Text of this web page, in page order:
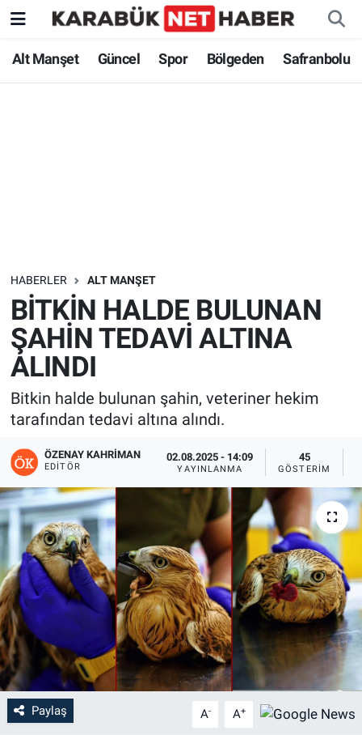
Alt Manşet Güncel Spor Bölgeden Safranbolu
HABERLER ALT MANŞET
BİTKİN HALDE BULUNAN
ŞAHİN TEDAVİ ALTINA
ALINDI
Bitkin halde bulunan şahin, veteriner hekim
tarafından tedavi altına alındı.
ÖZENAY KAHRIMAN
EDITÖR
02.08.2025 - 14:09
YAYINLANMA
45
GÖSTERIM
Paylaş A- A+